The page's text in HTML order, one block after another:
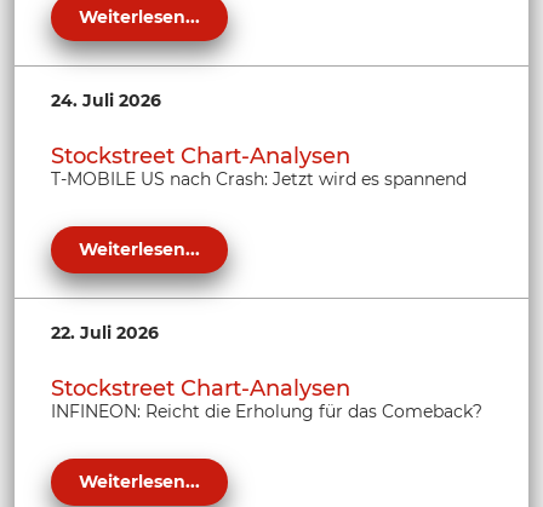
Weiterlesen...
24. Juli 2026
Stockstreet Chart-Analysen
T-MOBILE US nach Crash: Jetzt wird es spannend
Weiterlesen...
22. Juli 2026
Stockstreet Chart-Analysen
INFINEON: Reicht die Erholung für das Comeback?
Weiterlesen...